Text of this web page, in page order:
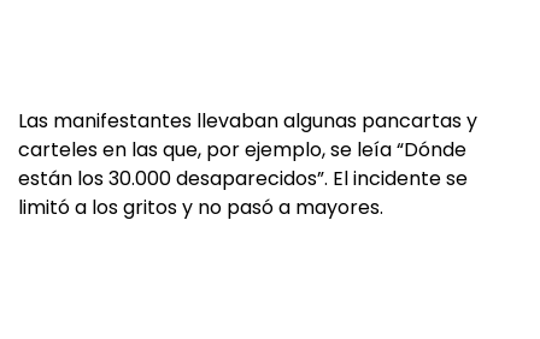
Las manifestantes llevaban algunas pancartas y
carteles en las que, por ejemplo, se leía “Dónde
están los 30.000 desaparecidos”. El incidente se
limitó a los gritos y no pasó a mayores.